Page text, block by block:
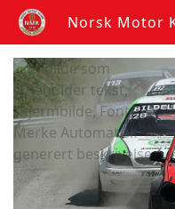
Norsk Motor